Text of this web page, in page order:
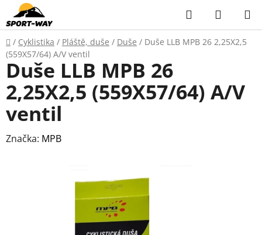
Přejít
na
obsah
Hledat
KOŠÍK
Domů
/ Cyklistika / Pláště, duše / Duše / Duše LLB MPB 26 2,25X2,5
(559X57/64) A/V ventil
Duše LLB MPB 26
2,25X2,5 (559X57/64) A/V
ventil
Značka: MPB